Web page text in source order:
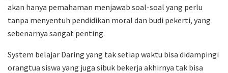
akan hanya pemahaman menjawab soal-soal yang perlu
tanpa menyentuh pendidikan moral dan budi pekerti, yang
sebenarnya sangat penting.
System belajar Daring yang tak setiap waktu bisa didampingi
orangtua siswa yang juga sibuk bekerja akhirnya tak bisa